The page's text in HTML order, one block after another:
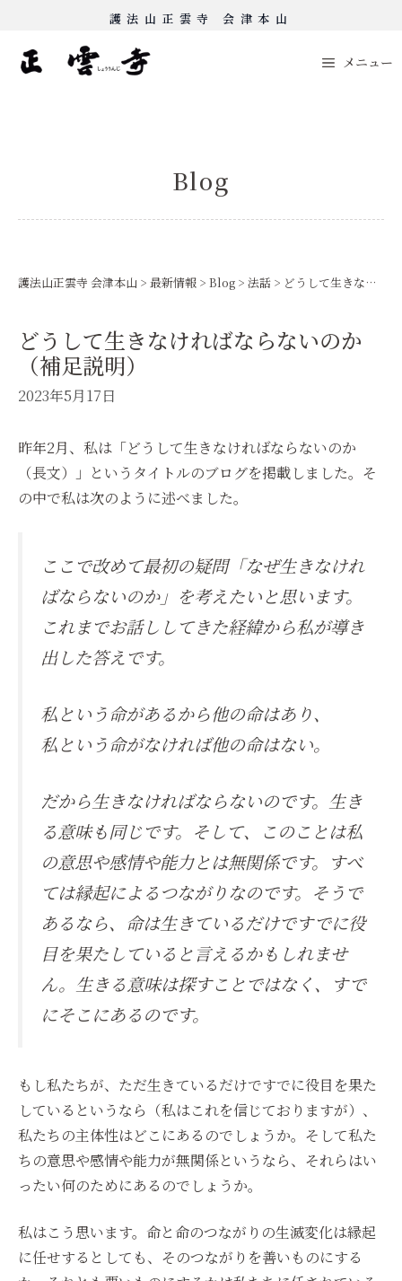
content
護法山正雲寺 会津本山
メニュー
Blog
護法山正雲寺 会津本山 > 最新情報 > Blog > 法話 > どうして生きなければならないのか（補足説明）
どうして生きなければならないのか
（補足説明）
2023年5月17日
昨年2月、私は「どうして生きなければならないのか
（長文）」というタイトルのブログを掲載しました。そ
の中で私は次のように述べました。
ここで改めて最初の疑問「なぜ生きなけれ
ばならないのか」を考えたいと思います。
これまでお話ししてきた経緯から私が導き
出した答えです。
私という命があるから他の命はあり、
私という命がなければ他の命はない。
だから生きなければならないのです。生き
る意味も同じです。そして、このことは私
の意思や感情や能力とは無関係です。すべ
ては縁起によるつながりなのです。そうで
あるなら、命は生きているだけですでに役
目を果たしていると言えるかもしれませ
ん。生きる意味は探すことではなく、すで
にそこにあるのです。
もし私たちが、ただ生きているだけですでに役目を果た
しているというなら（私はこれを信じておりますが）、
私たちの主体性はどこにあるのでしょうか。そして私た
ちの意思や感情や能力が無関係というなら、それらはい
ったい何のためにあるのでしょうか。
私はこう思います。命と命のつながりの生滅変化は縁起
に任せするとしても、そのつながりを善いものにする